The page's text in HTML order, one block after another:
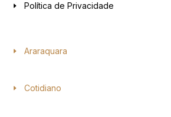
Política de Privacidade
Araraquara
Cotidiano